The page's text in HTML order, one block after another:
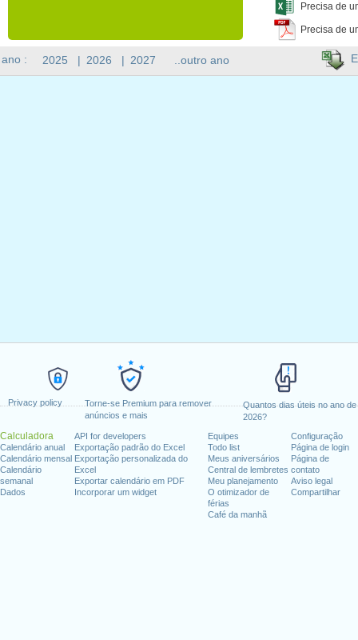
Privacy policy
Torne-se Premium para remover
anúncios e mais
Quantos dias úteis no ano de
2026?
Calculadora
Calendário anual
Calendário mensal
Calendário
semanal
Dados
API for developers
Exportação padrão do Excel
Exportação personalizada do
Excel
Exportar calendário em PDF
Incorporar um widget
Equipes
Todo list
Meus aniversários
Central de lembretes
Meu planejamento
O otimizador de
férias
Café da manhã
Configuração
Página de login
Página de
contato
Aviso legal
Compartilhar
Precisa de
Precisa de
: 2025 | 2026 | 2027 ..outro ano